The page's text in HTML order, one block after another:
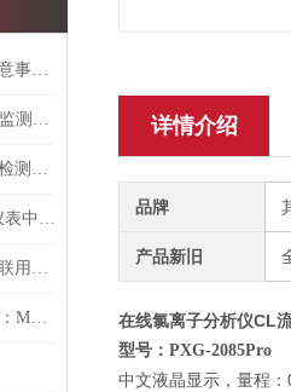
使用氯离子分析仪时的安全注意事项有哪些？
新品上市：MPG-5099S壁挂式监测仪，重新定义水质监测效率
水产养殖行业对于氨氮含量的检测十分重要
Modbus RTU通讯协议在水质仪表中的集成应用指南
电导率仪温度补偿与自动清洗联用：锅炉给水监测方案
10万条数据存储+3种合规格式：MPG-6099DPD如何破解水质监测数据管理难题
详情介绍
品牌
产品新旧
在线氯离子分析仪CL
型号 ： PXG-2085Pro
中文液晶显示，量程